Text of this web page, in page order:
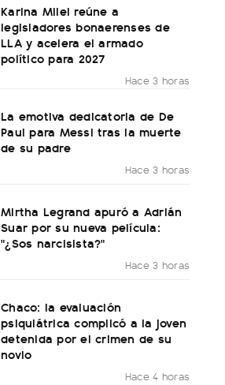
Karina Milei reúne a
legisladores bonaerenses de
LLA y acelera el armado
político para 2027
Hace 3 horas
La emotiva dedicatoria de De
Paul para Messi tras la muerte
de su padre
Hace 3 horas
Mirtha Legrand apuró a Adrián
Suar por su nueva película:
"¿Sos narcisista?"
Hace 3 horas
Chaco: la evaluación
psiquiátrica complicó a la joven
detenida por el crimen de su
novio
Hace 4 horas